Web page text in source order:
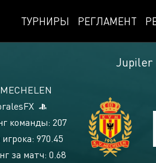
ТУРНИРЫ РЕГЛАМЕНТ
Jupiler
команды: 207
970.45
за матч: 0.68